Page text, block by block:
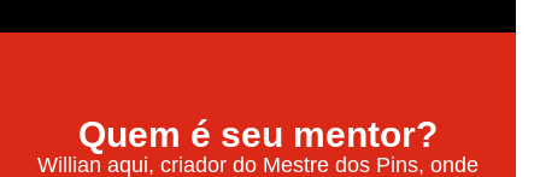
Quem é seu mentor?
Willian aqui, criador do Mestre dos Pins, onde